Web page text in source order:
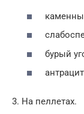
бурый
3. На пеллетах.